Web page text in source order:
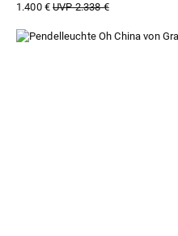
1.400 €UVP 2.338 €